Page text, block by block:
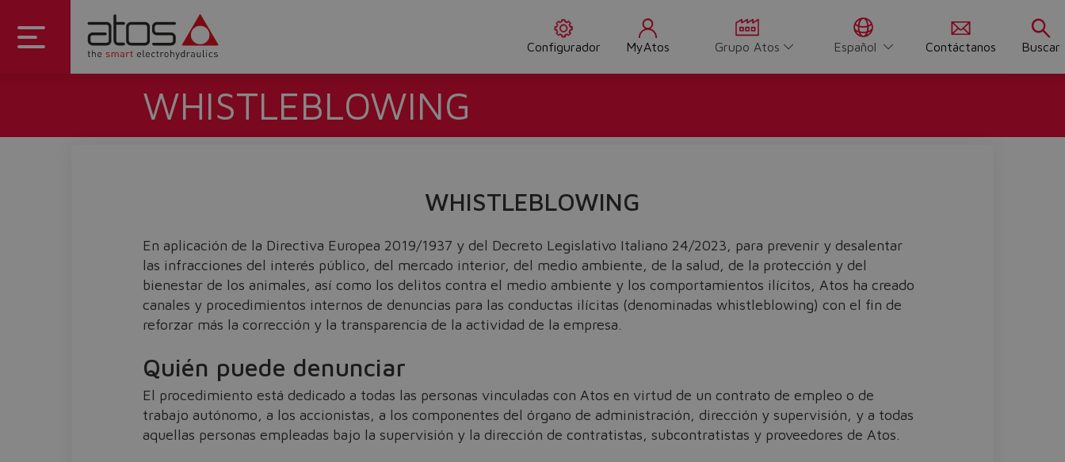
Configurador MyAtos Grupo Atos Español Contáctanos Buscar
WHISTLEBLOWING
WHISTLEBLOWING
En aplicación de la Directiva Europea 2019/1937 y del Decreto Legislativo Italiano 24/2023, para prevenir y desalentar
las infracciones del interés público, del mercado interior, del medio ambiente, de la salud, de la protección y del
bienestar de los animales, así como los delitos contra el medio ambiente y los comportamientos ilícitos, Atos ha creado
canales y procedimientos internos de denuncias para las conductas ilícitas (denominadas whistleblowing) con el fin de
reforzar más la corrección y la transparencia de la actividad de la empresa.
Quién puede denunciar
El procedimiento está dedicado a todas las personas vinculadas con Atos en virtud de un contrato de empleo o de
trabajo autónomo, a los accionistas, a los componentes del órgano de administración, dirección y supervisión, y a todas
aquellas personas empleadas bajo la supervisión y la dirección de contratistas, subcontratistas y proveedores de Atos.